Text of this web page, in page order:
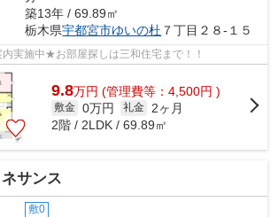
築13年 / 69.89㎡
栃木県宇都宮市ゆいの杜 ７丁目２８-１５
実施中★お部屋探しは三和住宅まで！！
9.8万円 (管理費等：4,500円 )
敷金 0万円 礼金
2ヶ月
2階 / 2LDK / 69.89㎡
ネサンス
敷0